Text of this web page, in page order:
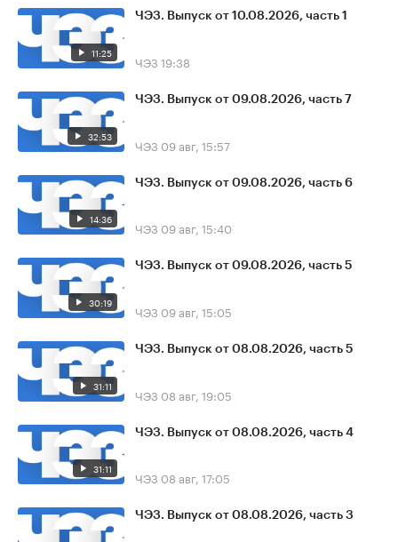
11:25
ЧЭЗ. Выпуск от 10.08.2026, часть 1
ЧЭЗ 19:38
32:53
ЧЭЗ. Выпуск от 09.08.2026, часть 7
ЧЭЗ 09 авг, 15:57
14:36
ЧЭЗ. Выпуск от 09.08.2026, часть 6
ЧЭЗ 09 авг, 15:40
30:19
ЧЭЗ. Выпуск от 09.08.2026, часть 5
ЧЭЗ 09 авг, 15:05
31:11
ЧЭЗ. Выпуск от 08.08.2026, часть 5
ЧЭЗ 08 авг, 19:05
31:11
ЧЭЗ. Выпуск от 08.08.2026, часть 4
ЧЭЗ 08 авг, 17:05
ЧЭЗ. Выпуск от 08.08.2026, часть 3